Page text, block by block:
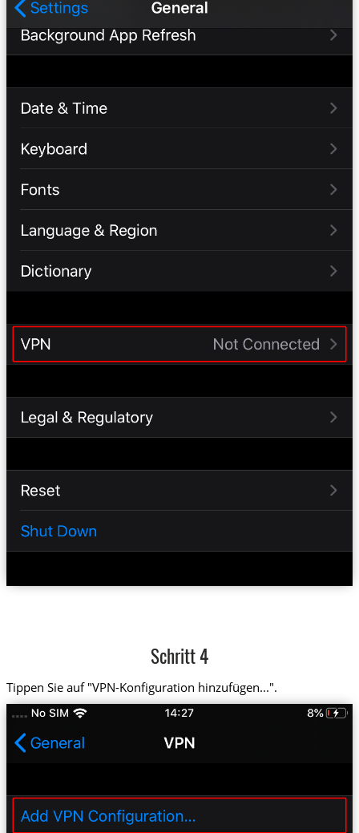
Schritt 4
Tippen Sie auf "VPN-Konfiguration hinzufügen...".